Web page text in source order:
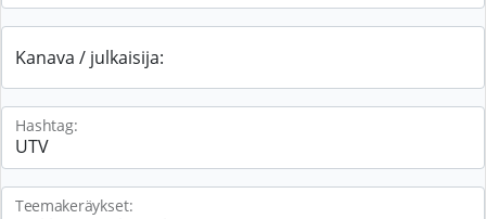
Kanava / julkaisija:
Hashtag:
Teemakeräykset: